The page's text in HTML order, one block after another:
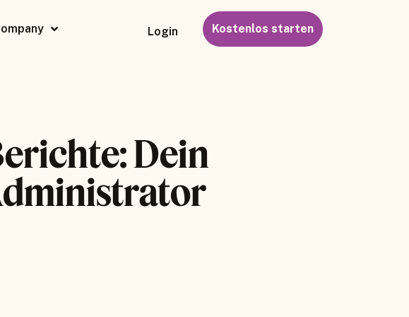
Login Kostenlos starten
Dein